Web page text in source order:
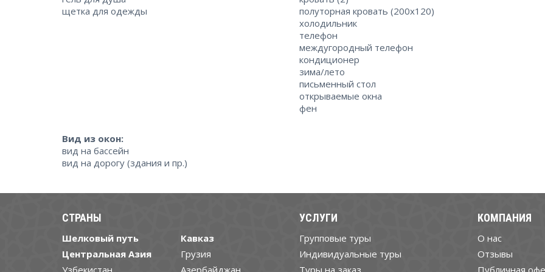
щетка для одежды
полуторная кровать (200x120)
холодильник
телефон
междугородный телефон
кондиционер
зима/лето
письменный стол
открываемые окна
фен
Вид из окон:
вид на бассейн
вид на дорогу (здания и пр.)
СТРАНЫ
Шелковый путь
Центральная Азия
Кавказ
Грузия
УСЛУГИ
Групповые туры
Индивидуальные туры
КОМПАНИЯ
О нас
Отзывы